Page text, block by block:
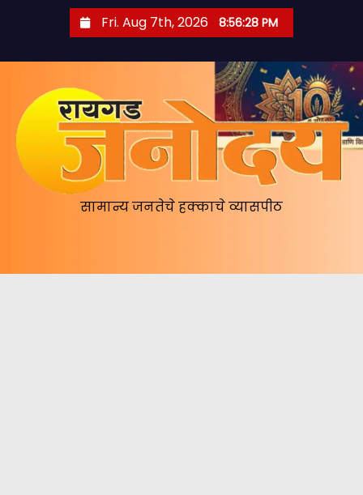
Fri. Aug 7th, 2026 8:56:28 PM
सामान्य जनतेचे हक्काचे व्यासपीठ